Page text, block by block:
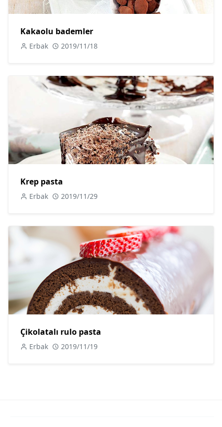
Kakaolu bademler
Erbak 2019/11/18
Krep pasta
Erbak 2019/11/29
Çikolatalı rulo pasta
Erbak 2019/11/19